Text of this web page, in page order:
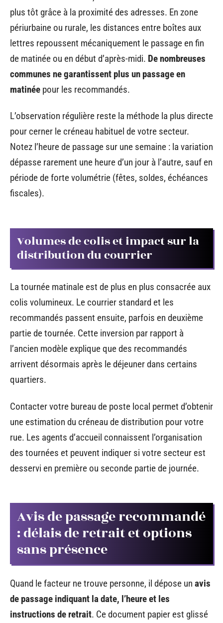
plus tôt grâce à la proximité des adresses. En zone
périurbaine ou rurale, les distances entre boîtes aux
lettres repoussent mécaniquement le passage en fin
de matinée ou en début d’après-midi. De nombreuses
communes ne garantissent plus un passage en
matinée pour les recommandés.
L’observation régulière reste la méthode la plus directe
pour cerner le créneau habituel de votre secteur.
Notez l’heure de passage sur une semaine : la variation
dépasse rarement une heure d’un jour à l’autre, sauf en
période de forte volumétrie (fêtes, soldes, échéances
fiscales).
Volumes de colis et impact sur la
distribution du courrier
La tournée matinale est de plus en plus consacrée aux
colis volumineux. Le courrier standard et les
recommandés passent ensuite, parfois en deuxième
partie de tournée. Cette inversion par rapport à
l’ancien modèle explique que des recommandés
arrivent désormais après le déjeuner dans certains
quartiers.
Contacter votre bureau de poste local permet d’obtenir
une estimation du créneau de distribution pour votre
rue. Les agents d’accueil connaissent l’organisation
des tournées et peuvent indiquer si votre secteur est
desservi en première ou seconde partie de journée.
Avis de passage recommandé
: délais de retrait et options
sans présence
Quand le facteur ne trouve personne, il dépose un avis
de passage indiquant la date, l’heure et les
instructions de retrait. Ce document papier est glissé